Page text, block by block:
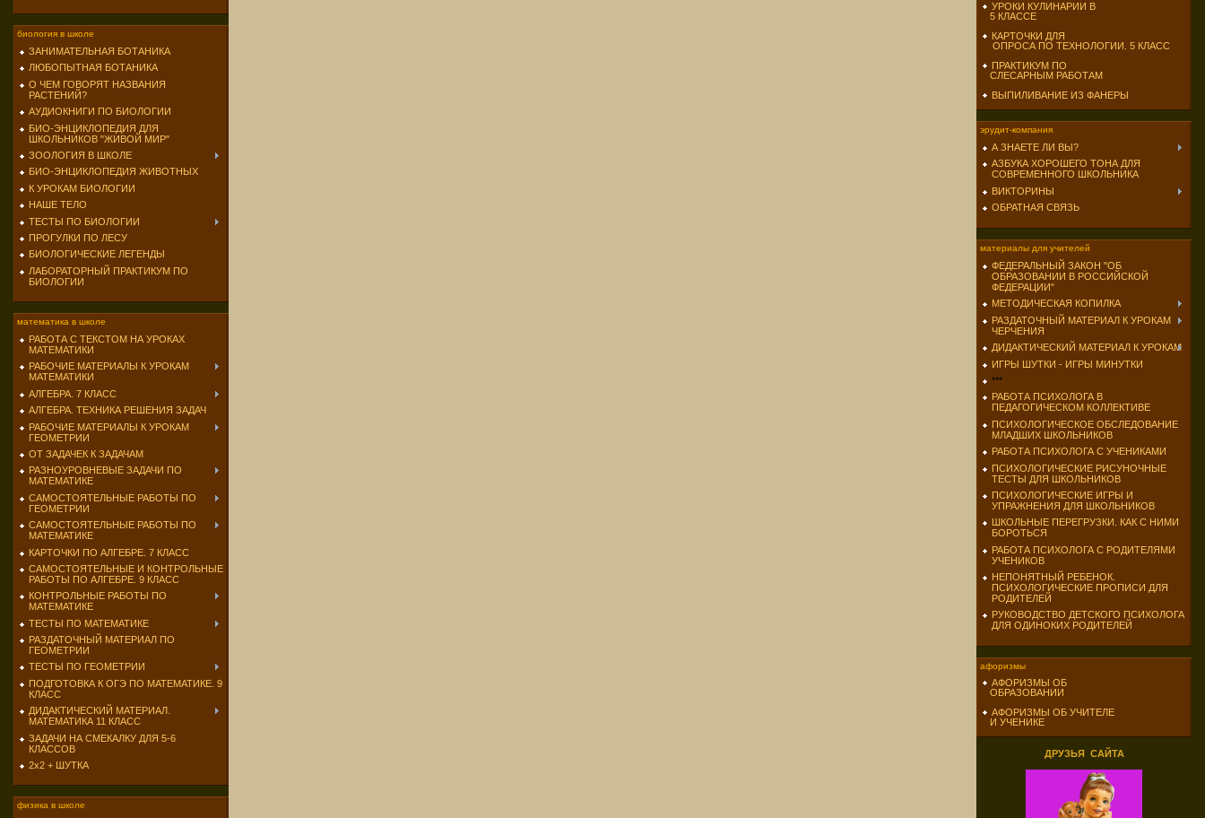
биология в школе
ЗАНИМАТЕЛЬНАЯ БОТАНИКА
ЛЮБОПЫТНАЯ БОТАНИКА
О ЧЕМ ГОВОРЯТ НАЗВАНИЯ
РАСТЕНИЙ?
АУДИОКНИГИ ПО БИОЛОГИИ
БИО-ЭНЦИКЛОПЕДИЯ ДЛЯ
ШКОЛЬНИКОВ "ЖИВОЙ МИР"
ЗООЛОГИЯ В ШКОЛЕ
БИО-ЭНЦИКЛОПЕДИЯ ЖИВОТНЫХ
К УРОКАМ БИОЛОГИИ
НАШЕ ТЕЛО
ТЕСТЫ ПО БИОЛОГИИ
ПРОГУЛКИ ПО ЛЕСУ
БИОЛОГИЧЕСКИЕ ЛЕГЕНДЫ
ЛАБОРАТОРНЫЙ ПРАКТИКУМ ПО
БИОЛОГИИ
математика в школе
РАБОТА С ТЕКСТОМ НА УРОКАХ
МАТЕМАТИКИ
РАБОЧИЕ МАТЕРИАЛЫ К УРОКАМ
МАТЕМАТИКИ
АЛГЕБРА. 7 КЛАСС
АЛГЕБРА. ТЕХНИКА РЕШЕНИЯ ЗАДАЧ
РАБОЧИЕ МАТЕРИАЛЫ К УРОКАМ
ГЕОМЕТРИИ
ОТ ЗАДАЧЕК К ЗАДАЧАМ
РАЗНОУРОВНЕВЫЕ ЗАДАЧИ ПО
МАТЕМАТИКЕ
САМОСТОЯТЕЛЬНЫЕ РАБОТЫ ПО
ГЕОМЕТРИИ
САМОСТОЯТЕЛЬНЫЕ РАБОТЫ ПО
МАТЕМАТИКЕ
КАРТОЧКИ ПО АЛГЕБРЕ. 7 КЛАСС
САМОСТОЯТЕЛЬНЫЕ И КОНТРОЛЬНЫЕ
РАБОТЫ ПО АЛГЕБРЕ. 9 КЛАСС
КОНТРОЛЬНЫЕ РАБОТЫ ПО
МАТЕМАТИКЕ
ТЕСТЫ ПО МАТЕМАТИКЕ
РАЗДАТОЧНЫЙ МАТЕРИАЛ ПО
ГЕОМЕТРИИ
ТЕСТЫ ПО ГЕОМЕТРИИ
ПОДГОТОВКА К ОГЭ ПО МАТЕМАТИКЕ. 9
КЛАСС
ДИДАКТИЧЕСКИЙ МАТЕРИАЛ.
МАТЕМАТИКА 11 КЛАСС
ЗАДАЧИ НА СМЕКАЛКУ ДЛЯ 5-6
КЛАССОВ
2х2 + ШУТКА
физика в школе
УРОКИ КУЛИНАРИИ В
5 КЛАССЕ
КАРТОЧКИ ДЛЯ
ОПРОСА ПО ТЕХНОЛОГИИ. 5 КЛАСС
ПРАКТИКУМ ПО
СЛЕСАРНЫМ РАБОТАМ
ВЫПИЛИВАНИЕ ИЗ ФАНЕРЫ
эрудит-компания
А ЗНАЕТЕ ЛИ ВЫ?
АЗБУКА ХОРОШЕГО ТОНА ДЛЯ
СОВРЕМЕННОГО ШКОЛЬНИКА
ВИКТОРИНЫ
ОБРАТНАЯ СВЯЗЬ
материалы для учителей
ФЕДЕРАЛЬНЫЙ ЗАКОН "ОБ
ОБРАЗОВАНИИ В РОССИЙСКОЙ
ФЕДЕРАЦИИ"
МЕТОДИЧЕСКАЯ КОПИЛКА
РАЗДАТОЧНЫЙ МАТЕРИАЛ К УРОКАМ
ЧЕРЧЕНИЯ
ДИДАКТИЧЕСКИЙ МАТЕРИАЛ К УРОКАМ
ИГРЫ ШУТКИ - ИГРЫ МИНУТКИ
***
РАБОТА ПСИХОЛОГА В
ПЕДАГОГИЧЕСКОМ КОЛЛЕКТИВЕ
ПСИХОЛОГИЧЕСКОЕ ОБСЛЕДОВАНИЕ
МЛАДШИХ ШКОЛЬНИКОВ
РАБОТА ПСИХОЛОГА С УЧЕНИКАМИ
ПСИХОЛОГИЧЕСКИЕ РИСУНОЧНЫЕ
ТЕСТЫ ДЛЯ ШКОЛЬНИКОВ
ПСИХОЛОГИЧЕСКИЕ ИГРЫ И
УПРАЖНЕНИЯ ДЛЯ ШКОЛЬНИКОВ
ШКОЛЬНЫЕ ПЕРЕГРУЗКИ. КАК С НИМИ
БОРОТЬСЯ
РАБОТА ПСИХОЛОГА С РОДИТЕЛЯМИ
УЧЕНИКОВ
НЕПОНЯТНЫЙ РЕБЕНОК.
ПСИХОЛОГИЧЕСКИЕ ПРОПИСИ ДЛЯ
РОДИТЕЛЕЙ
РУКОВОДСТВО ДЕТСКОГО ПСИХОЛОГА
ДЛЯ ОДИНОКИХ РОДИТЕЛЕЙ
афоризмы
АФОРИЗМЫ ОБ
ОБРАЗОВАНИИ
АФОРИЗМЫ ОБ УЧИТЕЛЕ
И УЧЕНИКЕ
ДРУЗЬЯ САЙТА